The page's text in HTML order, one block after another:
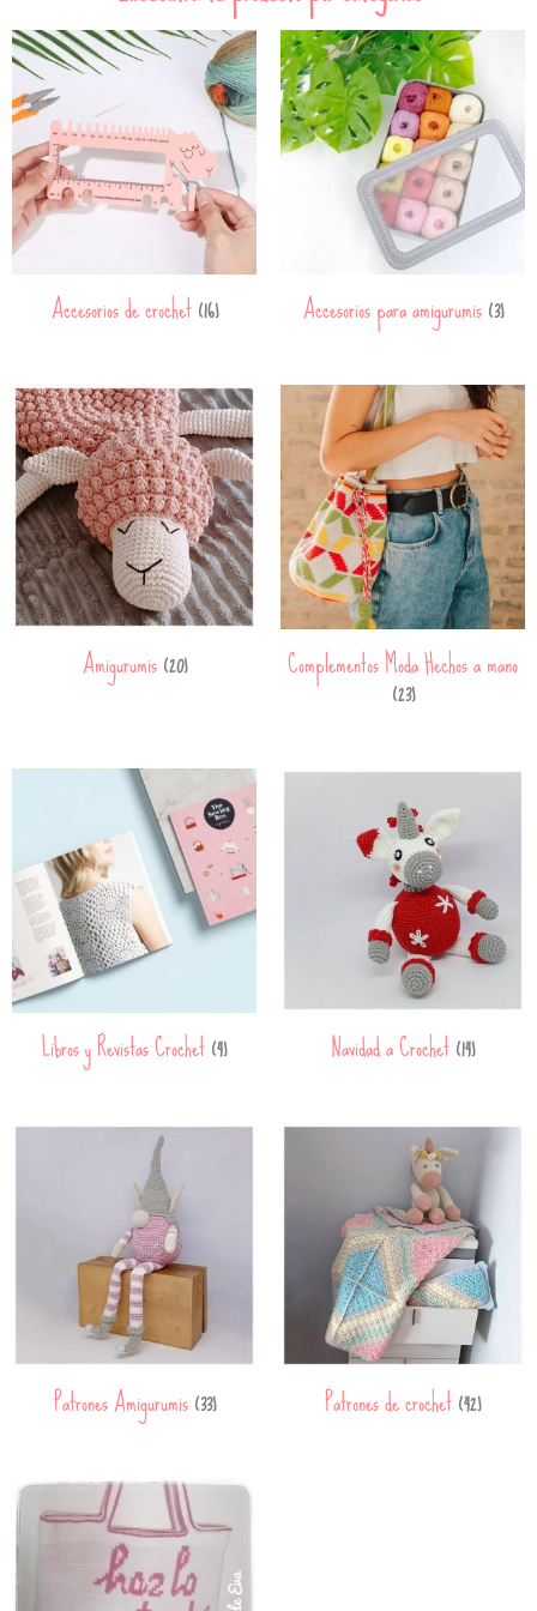
Accesorios de crochet(16) Accesorios para amigurumis(3)
Amigurumis(20) Complementos Moda Hechos a mano
(23)
Libros y Revistas Crochet(4) Navidad a Crochet(14)
Patrones Amigurumis(33) Patrones de crochet(42)